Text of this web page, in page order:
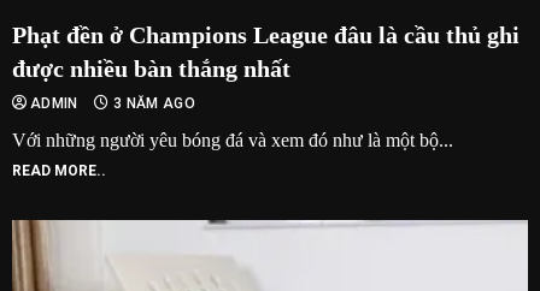
Phạt đền ở Champions League đâu là cầu thủ ghi
được nhiều bàn thắng nhất
ADMIN 3 NĂM AGO
Với những người yêu bóng đá và xem đó như là một bộ...
READ MORE..